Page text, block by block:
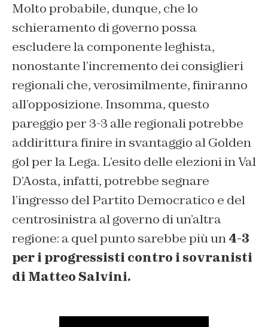
Molto probabile, dunque, che lo
schieramento di governo possa
escludere la componente leghista,
nonostante l’incremento dei consiglieri
regionali che, verosimilmente, finiranno
all’opposizione. Insomma, questo
pareggio per 3-3 alle regionali potrebbe
addirittura finire in svantaggio al Golden
gol per la Lega. L’esito delle elezioni in Val
D’Aosta, infatti, potrebbe segnare
l’ingresso del Partito Democratico e del
centrosinistra al governo di un’altra
regione: a quel punto sarebbe più un4-3
per i progressisti contro i sovranisti
di Matteo Salvini.